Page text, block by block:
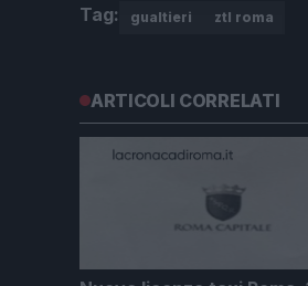
Tag: gualtieri ztl roma
ARTICOLI CORRELATI